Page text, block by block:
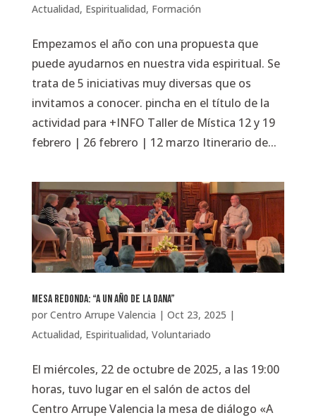
Actualidad, Espiritualidad, Formación
Empezamos el año con una propuesta que
puede ayudarnos en nuestra vida espiritual. Se
trata de 5 iniciativas muy diversas que os
invitamos a conocer. pincha en el título de la
actividad para +INFO Taller de Mística 12 y 19
febrero | 26 febrero | 12 marzo Itinerario de...
Mesa redonda: “A un año de la DANA”
por Centro Arrupe Valencia | Oct 23, 2025 |
Actualidad, Espiritualidad, Voluntariado
El miércoles, 22 de octubre de 2025, a las 19:00
horas, tuvo lugar en el salón de actos del
Centro Arrupe Valencia la mesa de diálogo «A